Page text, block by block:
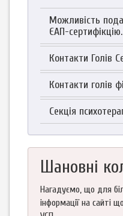
Можливість
ЄАП-сертифікцію.
Контакти Голів
Контакти голів
Секція
Шановні
Нагадуємо, що для
інформації на сайті